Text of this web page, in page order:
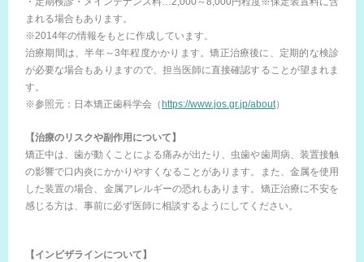
まれる場合もあります。
※2014年の情報をもとに作成しています。
治療期間は、半年～3年程度かかります。矯正治療後に、定期的な検診
が必要な場合もありますので、担当医師に直接確認することが望まれま
す。
※参照元：日本矯正歯科学会（ https://www.jos.gr.jp/about）
【治療のリスクや副作用について】
矯正中は、歯が動くことによる痛みが出たり、虫歯や歯周病、装置接触
の影響で口内炎にかかりやすくなることがあります。また、金属を使用
した装置の場合、金属アレルギーの恐れもあります。矯正治療に不安を
感じる方は、事前に必ず医師に相談するようにしてください。
【インビザラインについて】